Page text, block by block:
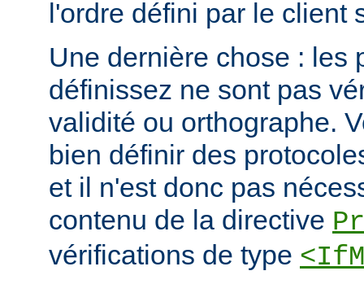
l'ordre défini par le client
Une dernière chose : les
définissez ne sont pas
validité ou orthographe.
bien définir des
et il n'est donc pas
contenu de la directive
vérifications de type